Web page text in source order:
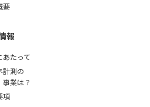
要
報
あたって
計測の
は？
項